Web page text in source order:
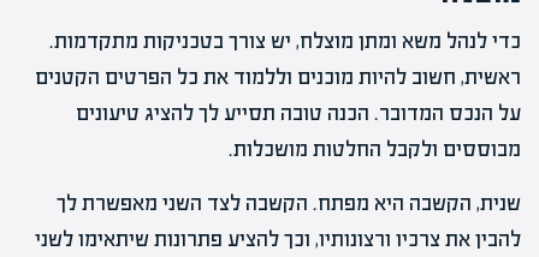
כדי לנהל משא ומתן מוצלח, יש צורך בטכניקות מתקדמות.
ראשית, חשוב להיות מוכנים וללמוד את כל הפרטים הקטנים
על הנכס המדובר. הכנה טובה תסייע לך להציג טיעונים
מבוססים ולקבל החלטות מושכלות.
שנית, הקשבה היא מפתח. הקשבה לצד השני מאפשרת לך
להבין את צרכיו ורצונותיו, וכך להציע פתרונות שיתאימו לשני